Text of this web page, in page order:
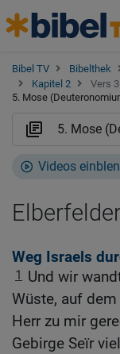
Bibel TV Bibelthek
Kapitel 2
Vers
5. Mose
Videos
Weg Israels
1
Und wir
Wüste, auf
Herr zu mir
Gebirge Seïr